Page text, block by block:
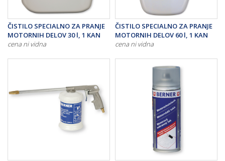
ČISTILO SPECIALNO ZA PRANJE
MOTORNIH DELOV 30 l, 1 KAN
cena ni vidna
ČISTILO SPECIALNO ZA PRANJE
MOTORNIH DELOV 60 l, 1 KAN
cena ni vidna